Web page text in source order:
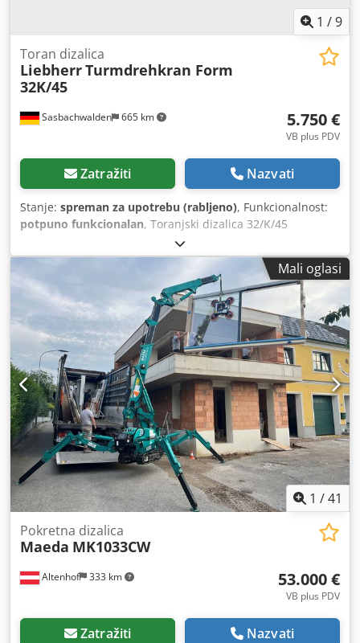
1 /9
Sasbachwalden 665 km
Toran dizalica
LiebherrTurmdrehkran Form
32K/45
5.750 €
VB plus PDV
Zatražiti Nazvati
Stanje: spreman za upotrebu (rabljeno), Funkcionalnost:
potpuno funkcionalan, Toranjski dizalica 32/K/45
Chodpszr D Ugefx Akcoa Dizalica s maksimalnim dosegom
od 30 m Nosivost od 1000 do 4700 kg Protuuteg od betona
16.000 kg Na dizalici su obnovljeni motor okretanja,
hidraulična pumpa, brtve cilindara, crijeva, užad i
kontaktori. Popis rezervnih dijelova i upute za uporabu
dostupni. S daljinskim upravljačem.
Mali oglasi
1 /41
Altenhof 333 km
Pokretna dizalica
Maeda MK1033CW
53.000 €
VB plus PDV
Zatražiti Nazvati